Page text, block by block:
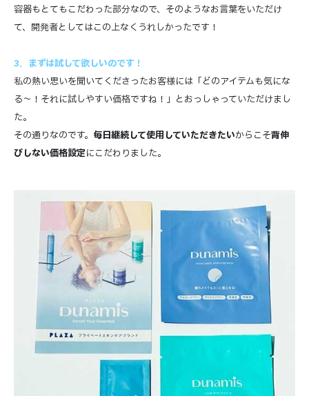
容器もとてもこだわった部分なので、そのようなお言葉をいただけ
て、開発者としてはこの上なくうれしかったです！
3．まずは試して欲しいのです！
私の熱い思いを聞いてくださったお客様には「どのアイテムも気にな
る～！それに試しやすい価格ですね！」とおっしゃっていただけまし
た。
その通りなのです。 毎日継続して使用していただきたいからこそ背伸
びしない価格設定にこだわりました。